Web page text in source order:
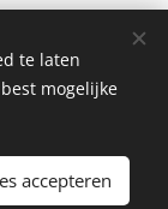
voor dans
Cookies
te laten
mogelijke
accepteren